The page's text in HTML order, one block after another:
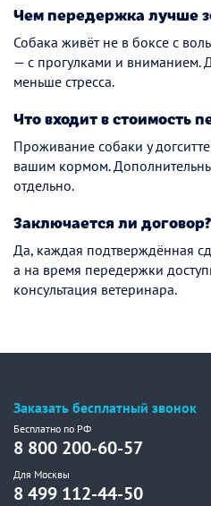
Чем передержка лучше
Собака живёт не в боксе с
— с прогулками и вниманием.
меньше стресса.
Что входит в стоимость
Проживание собаки у
вашим кормом.
отдельно.
Заключается ли договор?
Да, каждая подтверждённая
а на время передержки
консультация ветеринара.
Заказать бесплатный звонок
Бесплатно по РФ
8 800 200-60-57
Для Москвы
8 499 112-44-50